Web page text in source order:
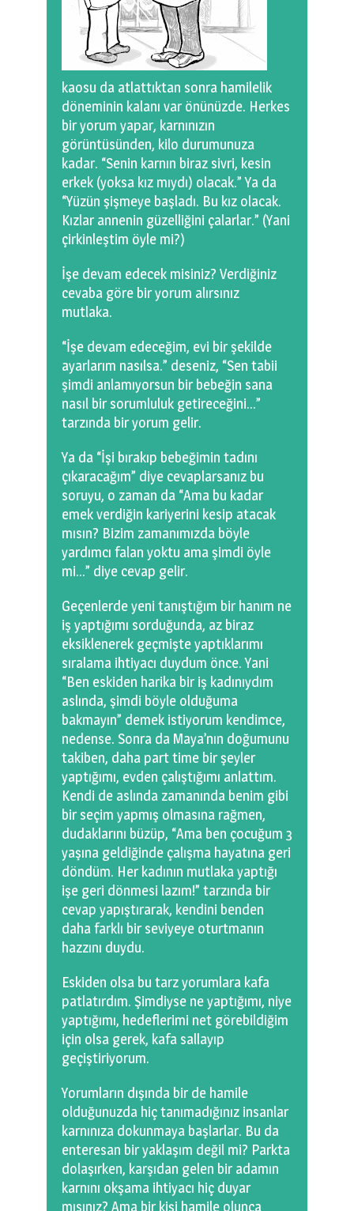
kaosu da atlattıktan sonra hamilelik
döneminin kalanı var önünüzde. Herkes
bir yorum yapar, karnınızın
görüntüsünden, kilo durumunuza
kadar. “Senin karnın biraz sivri, kesin
erkek (yoksa kız mıydı) olacak.” Ya da
“Yüzün şişmeye başladı. Bu kız olacak.
Kızlar annenin güzelliğini çalarlar.” (Yani
çirkinleştim öyle mi?)
İşe devam edecek misiniz? Verdiğiniz
cevaba göre bir yorum alırsınız
mutlaka.
“İşe devam edeceğim, evi bir şekilde
ayarlarım nasılsa.” deseniz, “Sen tabii
şimdi anlamıyorsun bir bebeğin sana
nasıl bir sorumluluk getireceğini…”
tarzında bir yorum gelir.
Ya da “İşi bırakıp bebeğimin tadını
çıkaracağım” diye cevaplarsanız bu
soruyu, o zaman da “Ama bu kadar
emek verdiğin kariyerini kesip atacak
mısın? Bizim zamanımızda böyle
yardımcı falan yoktu ama şimdi öyle
mi…” diye cevap gelir.
Geçenlerde yeni tanıştığım bir hanım ne
iş yaptığımı sorduğunda, az biraz
eksiklenerek geçmişte yaptıklarımı
sıralama ihtiyacı duydum önce. Yani
“Ben eskiden harika bir iş kadınıydım
aslında, şimdi böyle olduğuma
bakmayın” demek istiyorum kendimce,
nedense. Sonra da Maya’nın doğumunu
takiben, daha part time bir şeyler
yaptığımı, evden çalıştığımı anlattım.
Kendi de aslında zamanında benim gibi
bir seçim yapmış olmasına rağmen,
dudaklarını büzüp, “Ama ben çocuğum 3
yaşına geldiğinde çalışma hayatına geri
döndüm. Her kadının mutlaka yaptığı
işe geri dönmesi lazım!” tarzında bir
cevap yapıştırarak, kendini benden
daha farklı bir seviyeye oturtmanın
hazzını duydu.
Eskiden olsa bu tarz yorumlara kafa
patlatırdım. Şimdiyse ne yaptığımı, niye
yaptığımı, hedeflerimi net görebildiğim
için olsa gerek, kafa sallayıp
geçiştiriyorum.
Yorumların dışında bir de hamile
olduğunuzda hiç tanımadığınız insanlar
karnınıza dokunmaya başlarlar. Bu da
enteresan bir yaklaşım değil mi? Parkta
dolaşırken, karşıdan gelen bir adamın
karnını okşama ihtiyacı hiç duyar
mısınız? Ama bir kişi hamile olunca